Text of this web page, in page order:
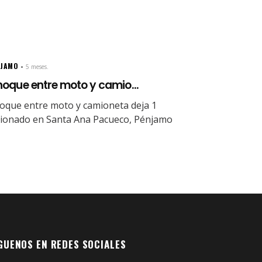
5 meses.
entre moto y camio...
entre moto y camioneta deja 1
en Santa Ana Pacueco, Pénjamo
EN REDES SOCIALES